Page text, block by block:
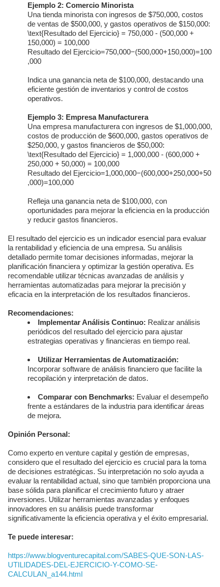
Ejemplo 2: Comercio Minorista
Una tienda minorista con ingresos de $750,000, costos
de ventas de $500,000, y gastos operativos de $150,000:
\text{Resultado del Ejercicio} = 750,000 - (500,000 +
150,000) = 100,000
Resultado del Ejercicio=750,000−(500,000+150,000)=100
,000
Indica una ganancia neta de $100,000, destacando una
eficiente gestión de inventarios y control de costos
operativos.
Ejemplo 3: Empresa Manufacturera
Una empresa manufacturera con ingresos de $1,000,000,
costos de producción de $600,000, gastos operativos de
$250,000, y gastos financieros de $50,000:
\text{Resultado del Ejercicio} = 1,000,000 - (600,000 +
250,000 + 50,000) = 100,000
Resultado del Ejercicio=1,000,000−(600,000+250,000+50
,000)=100,000
Refleja una ganancia neta de $100,000, con
oportunidades para mejorar la eficiencia en la producción
y reducir gastos financieros.
El resultado del ejercicio es un indicador esencial para evaluar
la rentabilidad y eficiencia de una empresa. Su análisis
detallado permite tomar decisiones informadas, mejorar la
planificación financiera y optimizar la gestión operativa. Es
recomendable utilizar técnicas avanzadas de análisis y
herramientas automatizadas para mejorar la precisión y
eficacia en la interpretación de los resultados financieros.
Recomendaciones:
Implementar Análisis Continuo: Realizar análisis
periódicos del resultado del ejercicio para ajustar
estrategias operativas y financieras en tiempo real.
Utilizar Herramientas de Automatización:
Incorporar software de análisis financiero que facilite la
recopilación y interpretación de datos.
Comparar con Benchmarks: Evaluar el desempeño
frente a estándares de la industria para identificar áreas
de mejora.
Opinión Personal:
Como experto en venture capital y gestión de empresas,
considero que el resultado del ejercicio es crucial para la toma
de decisiones estratégicas. Su interpretación no solo ayuda a
evaluar la rentabilidad actual, sino que también proporciona una
base sólida para planificar el crecimiento futuro y atraer
inversiones. Utilizar herramientas avanzadas y enfoques
innovadores en su análisis puede transformar
significativamente la eficiencia operativa y el éxito empresarial.
Te puede interesar:
https://www.blogventurecapital.com/SABES-QUE-SON-LAS-
UTILIDADES-DEL-EJERCICIO-Y-COMO-SE-
CALCULAN_a144.html